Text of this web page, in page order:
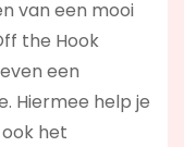
van een mooi
the Hook
een
Hiermee help je
het